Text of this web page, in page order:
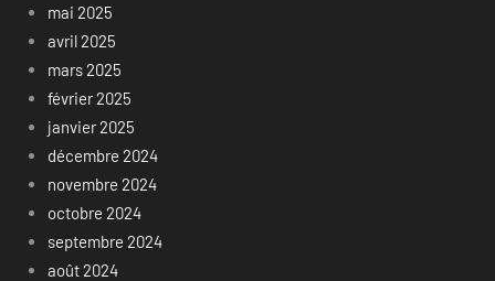
mai 2025
avril 2025
mars 2025
février 2025
janvier 2025
décembre 2024
novembre 2024
octobre 2024
septembre 2024
août 2024